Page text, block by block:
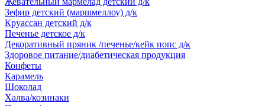
Зефир детский (маршмеллоу) д/к
Круассан детский д/к
Печенье детское д/к
Декоративный пряник /печенье/кейк попс д/к
Здоровое питание/диабетическая продукция
Конфеты
Карамель
Шоколад
Халва/козинаки